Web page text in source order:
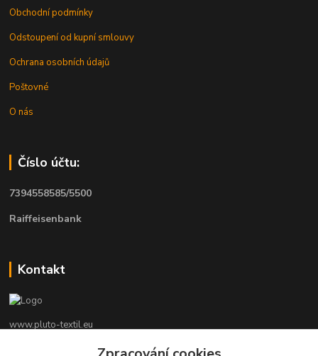
Obchodní podmínky
Odstoupení od kupní smlouvy
Ochrana osobních údajů
Poštovné
O nás
Číslo účtu:
7394558585/5500
Raiffeisenbank
Kontakt
www.pluto-textil.eu